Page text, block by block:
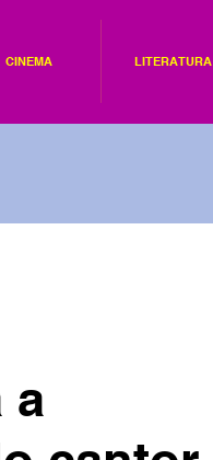
CINEMA LITERATURA
a